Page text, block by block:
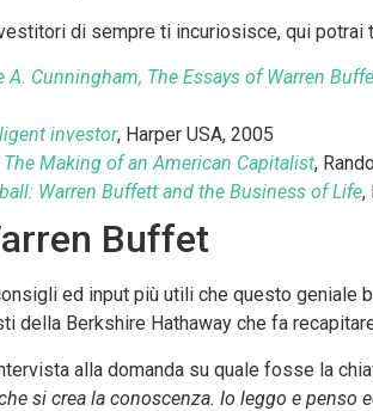
di sempre ti incuriosisce, qui
A. Cunningham, The Essays of Warren
investor, Harper USA, 2005
Making of an American Capitalist,
Warren Buffett and the Business of Life,
Buffet
ed input più utili che questo
della Berkshire Hathaway che fa
alla domanda su quale fosse la
si crea la conoscenza. Io leggo e